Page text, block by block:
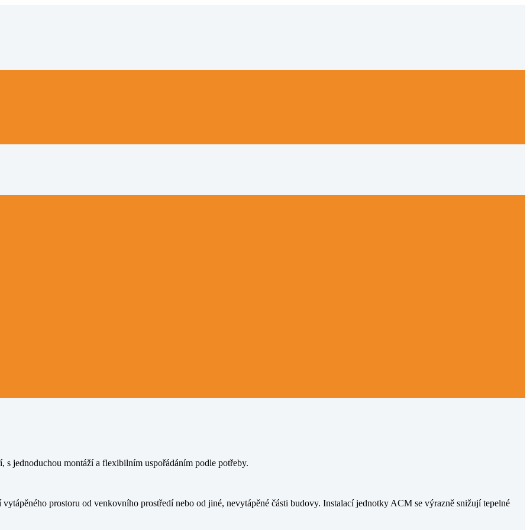
jednoduchou montáží a flexibilním uspořádáním podle potřeby.
prostoru od venkovního prostředí nebo od jiné, nevytápěné části budovy. Instalací jednotky ACM se výrazně snižují tepelné